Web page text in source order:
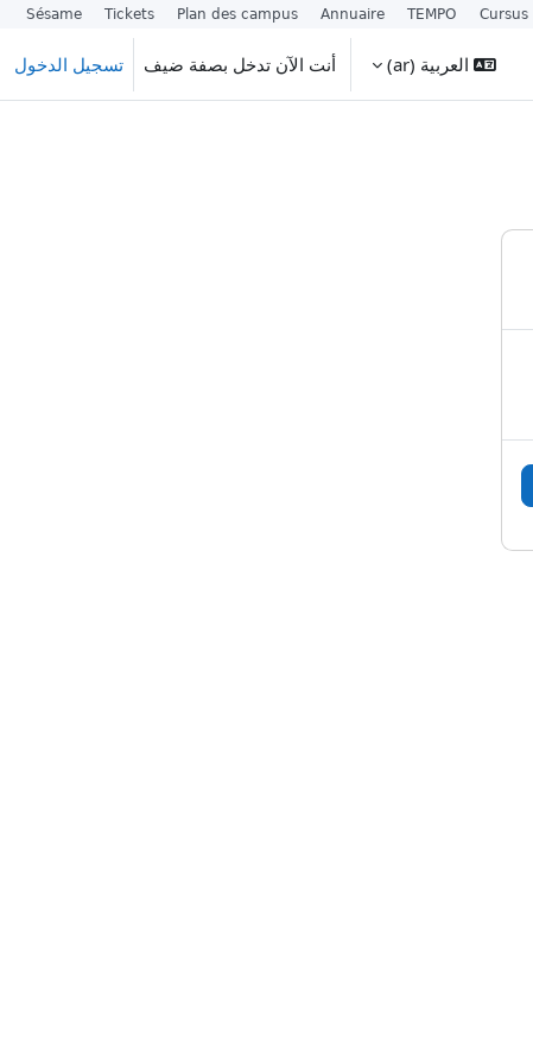
العربية ‎(ar)‎ أنت الآن تدخل بصفة ضيف تسجيل الدخول
Cursus
TEMPO
Annuaire
Plan des campus
Tickets
Sésame